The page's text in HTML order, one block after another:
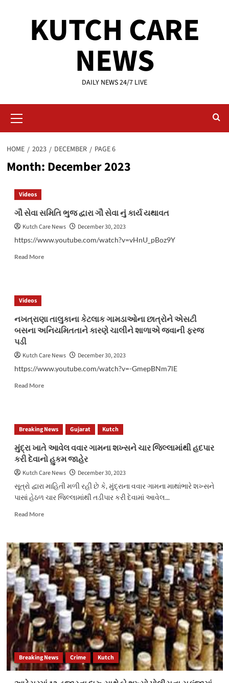
KUTCH CARE
NEWS
DAILY NEWS 24/7 LIVE
Menu
HOME 2023 DECEMBER PAGE 6
Month: December 2023
Videos
ગૌ સેવા સમિતિ ભુજ દ્વારા ગૌ સેવા નું કાર્ય યથાવત
Kutch Care News
December 30, 2023
https://www.youtube.com/watch?v=vHnU_pBoz9Y
Read MoreRead
દ્વારા
ગૌ
નું
યથાવત
Videos
નખત્રાણા તાલુકાના કેટલાક ગામડાઓના છાત્રોને એસટી
બસના અનિયમિતતાને કારણે ચાલીને શાળાએ જવાની ફરજ
પડી
Kutch Care News
December 30, 2023
https://www.youtube.com/watch?v=-GmepBNm7lE
Read MoreRead
તાલુકાના
કેટલાક
ગામડાઓના
છાત્રોને
એસટી
બસના
અનિયમિતતાને
કારણે
ચાલીને
Breaking News Gujarat Kutch
મુંદ્રા ખાતે આવેલ વવાર ગામના શખ્સને ચાર જિલ્લામાંથી હદપાર
કરી દેવાનો હુકમ જાહેર
Kutch Care News
December 30, 2023
સૂત્રો દ્વારા માહિતી મળી રહી છે કે, મુંદ્રાના વવાર ગામના માથાંભારે શખ્સને
પાસાં હેઠળ ચાર જિલ્લામાંથી તડીપાર કરી દેવામાં આવેલ...
Read MoreRead
મુંદ્રા
ખાતે
આવેલ
વવાર
ગામના
શખ્સને
ચાર
જિલ્લામાંથી
હદપાર
કરી
દેવાનો
હુકમ
જાહેર
Breaking News Crime Kutch